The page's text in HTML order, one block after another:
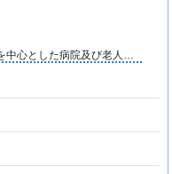
医療給食を中心とした病院及び老人施設、養護施設、学校、産業等の食事提供受託業務を北海道から沖縄まで、全国的に事業所を開設している。